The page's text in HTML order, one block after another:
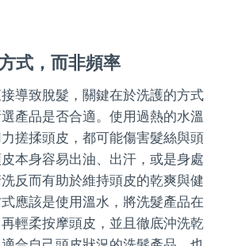
式，而非頻率
導致脫髮，關鍵在於洗護的方式
產品是否合適。使用過熱的水溫
搓揉頭皮，都可能傷害髮絲與頭
本身容易出油、出汗，或是身處
反而有助於維持頭皮的乾爽與健
應該是使用溫水，將洗髮產品在
輕柔按摩頭皮，並且徹底沖洗乾